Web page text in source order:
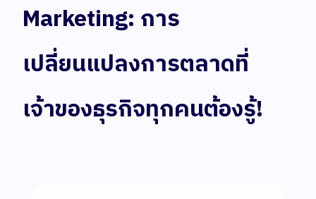
Marketing: การ
เปลี่ยนแปลงการตลาดที่
เจ้าของธุรกิจทุกคนต้องรู้!